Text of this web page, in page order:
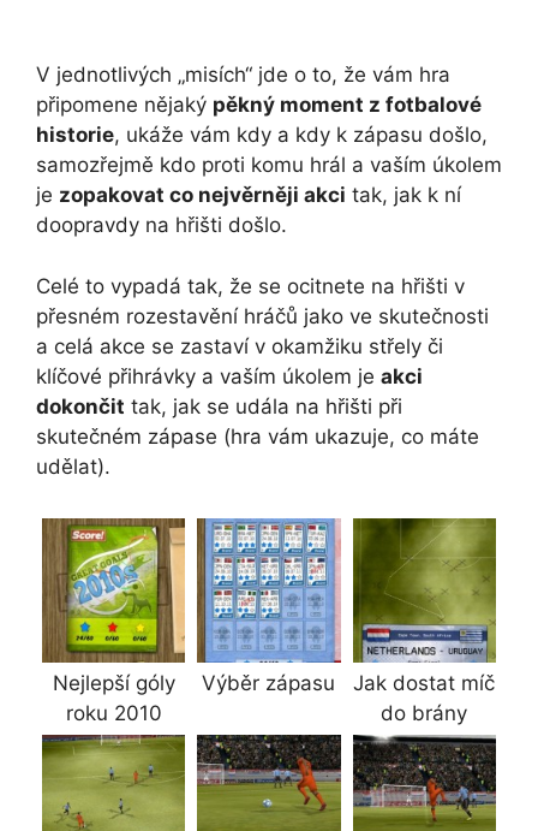
V jednotlivých „misích“ jde o to, že vám hra
připomene nějaký pěkný moment z fotbalové
historie, ukáže vám kdy a kdy k zápasu došlo,
samozřejmě kdo proti komu hrál a vaším úkolem
je zopakovat co nejvěrněji akci tak, jak k ní
doopravdy na hřišti došlo.
Celé to vypadá tak, že se ocitnete na hřišti v
přesném rozestavění hráčů jako ve skutečnosti
a celá akce se zastaví v okamžiku střely či
klíčové přihrávky a vaším úkolem je akci
dokončit tak, jak se udála na hřišti při
skutečném zápase (hra vám ukazuje, co máte
udělat).
Nejlepší góly
roku 2010
Výběr zápasu
Jak dostat míč
do brány